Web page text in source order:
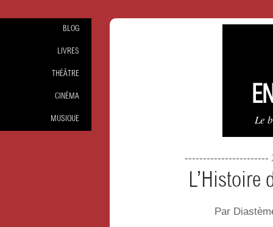
Le
-----------------------
L’Histoire
Par
BLOG
LIVRES
THÉÂTRE
CINÉMA
MUSIQUE